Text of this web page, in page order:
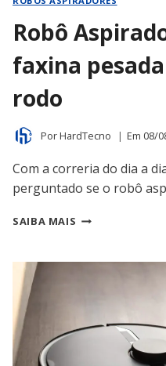
Robô
faxina
rodo
PorHardTecno Em 08/
Com a correria do dia a
perguntado se o robô
SAIBA MAIS ROBÔ
A
VASSOURA